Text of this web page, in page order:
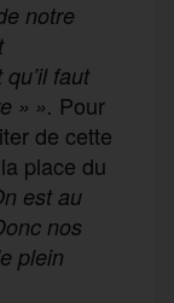
notre
faut
» ». Pour
de cette
place du
est au
nos
plein